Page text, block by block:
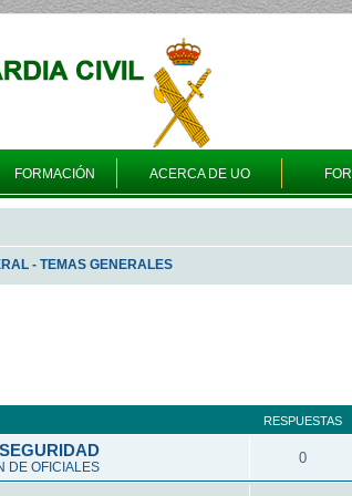
FORMACIÓN ACERCA DE UO
- TEMAS GENERALES
RESPUESTAS
DE OFICIALES
0